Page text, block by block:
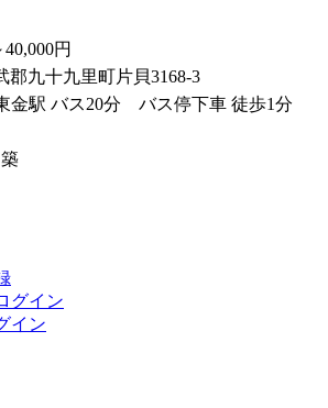
円
郡九十九里町片貝3168-3
金駅 バス20分 バス停下車 徒歩1分